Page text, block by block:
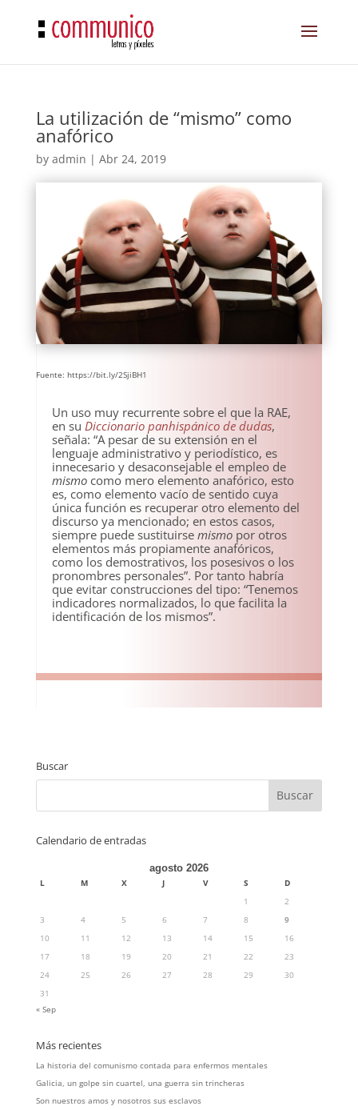
La utilización de “mismo” como
anafórico
by admin | Abr 24, 2019
Fuente: https://bit.ly/2SjiBH1
Un uso muy recurrente sobre el que la RAE,
en su Diccionario panhispánico de dudas,
señala: “A pesar de su extensión en el
lenguaje administrativo y periodístico, es
innecesario y desaconsejable el empleo de
mismocomo mero elemento anafórico, esto
es, como elemento vacío de sentido cuya
única función es recuperar otro elemento del
discurso ya mencionado; en estos casos,
siempre puede sustituirse mismopor otros
elementos más propiamente anafóricos,
como los demostrativos, los posesivos o los
pronombres personales”. Por tanto habría
que evitar construcciones del tipo: “Tenemos
indicadores normalizados, lo que facilita la
identificación de los mismos”.
Buscar
Calendario de entradas
agosto 2026
L M X J V S
D
1
2
3
4 5 6 7 8
9
10
11 12 13 14 15
16
17
18 19 20 21 22
23
24
25 26 27 28 29
30
31
« Sep
Más recientes
La historia del comunismo contada para enfermos mentales
Galicia, un golpe sin cuartel, una guerra sin trincheras
Son nuestros amos y nosotros sus esclavos